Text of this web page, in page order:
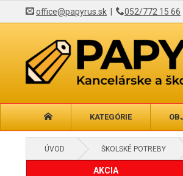
office@papyrus.sk 052/772 15 66
KATEGÓRIE
ÚVOD ŠKOLSKÉ POTREBY
AKCIA